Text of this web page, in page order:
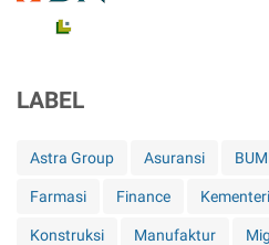
LABEL
Astra Group Asuransi
Farmasi Finance
Konstruksi Manufaktur